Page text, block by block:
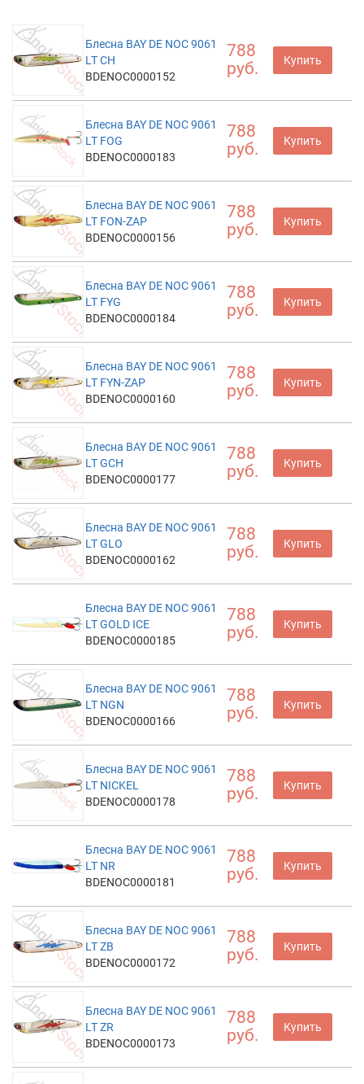
Блесна BAY DE NOC 9061
LT CH
BDENOC0000152
788
руб.
Купить
Блесна BAY DE NOC 9061
LT FOG
BDENOC0000183
788
руб.
Купить
Блесна BAY DE NOC 9061
LT FON-ZAP
BDENOC0000156
788
руб.
Купить
Блесна BAY DE NOC 9061
LT FYG
BDENOC0000184
788
руб.
Купить
Блесна BAY DE NOC 9061
LT FYN-ZAP
BDENOC0000160
788
руб.
Купить
Блесна BAY DE NOC 9061
LT GCH
BDENOC0000177
788
руб.
Купить
Блесна BAY DE NOC 9061
LT GLO
BDENOC0000162
788
руб.
Купить
Блесна BAY DE NOC 9061
LT GOLD ICE
BDENOC0000185
788
руб.
Купить
Блесна BAY DE NOC 9061
LT NGN
BDENOC0000166
788
руб.
Купить
Блесна BAY DE NOC 9061
LT NICKEL
BDENOC0000178
788
руб.
Купить
Блесна BAY DE NOC 9061
LT NR
BDENOC0000181
788
руб.
Купить
Блесна BAY DE NOC 9061
LT ZB
BDENOC0000172
788
руб.
Купить
Блесна BAY DE NOC 9061
LT ZR
BDENOC0000173
788
руб.
Купить